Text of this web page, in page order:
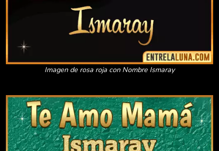
Imagen de rosa roja con Nombre Ismaray